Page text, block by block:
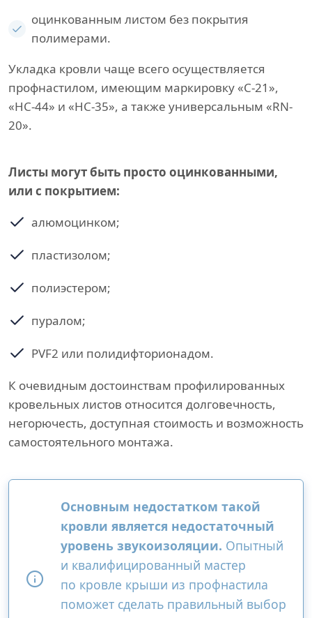
оцинкованным листом без покрытия
полимерами.
Укладка кровли чаще всего осуществляется
профнастилом, имеющим маркировку «С-21»,
«НС-44» и «НС-35», а также универсальным «RN-
20».
Листы могут быть просто оцинкованными,
или с покрытием:
алюмоцинком;
пластизолом;
полиэстером;
пуралом;
PVF2 или полидифторионадом.
К очевидным достоинствам профилированных
кровельных листов относится долговечность,
негорючесть, доступная стоимость и возможность
самостоятельного монтажа.
Основным недостатком такой
кровли является недостаточный
уровень звукоизоляции. Опытный
и квалифицированный мастер
по кровле крыши из профнастила
поможет сделать правильный выбор